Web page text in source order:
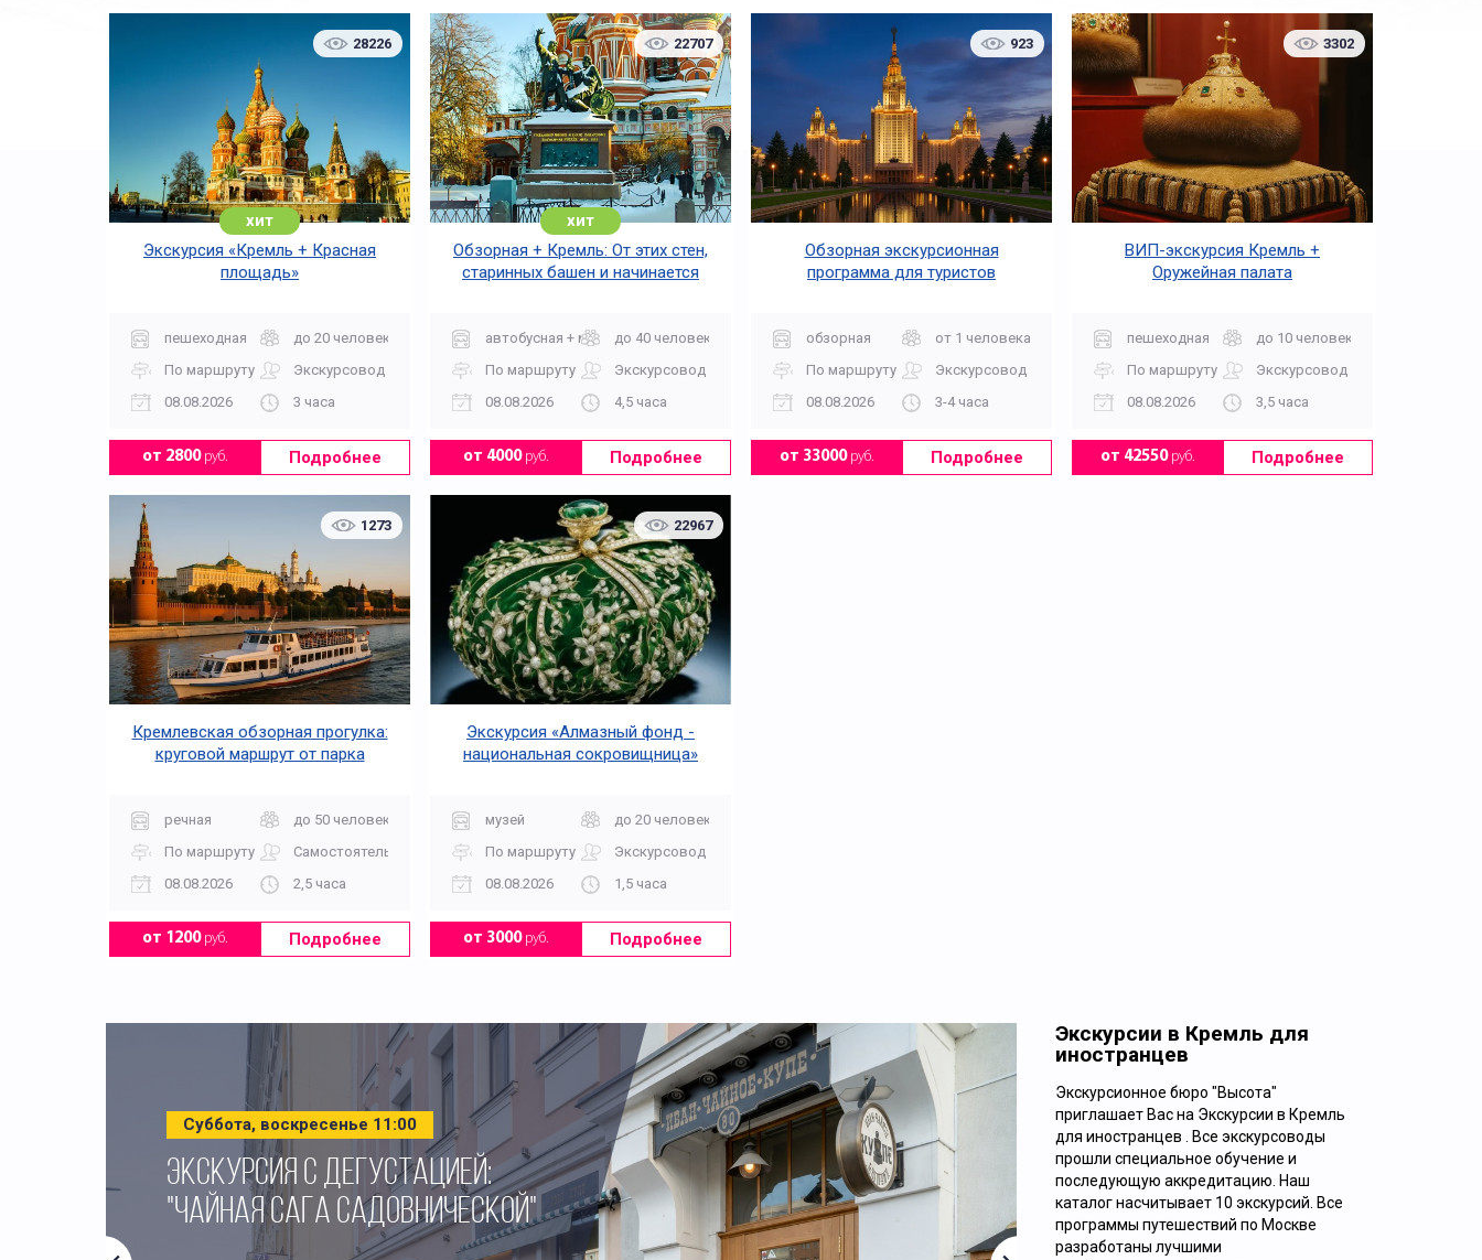
28226
хит
Экскурсия «Кремль + Красная
площадь»
пешеходная
до 20 человек
По маршруту
Экскурсовод
08.08.2026
3 часа
от 2800руб. Подробнее
22707
хит
Обзорная + Кремль: От этих стен,
старинных башен и начинается
автобусная + музейдо 40 человек
По маршруту
Экскурсовод
08.08.2026
4,5 часа
от 4000руб. Подробнее
923
Обзорная экскурсионная
программа для туристов
обзорная
от 1 человека
По маршруту
Экскурсовод
08.08.2026
3-4 часа
от 33000руб. Подробнее
3302
ВИП-экскурсия Кремль +
Оружейная палата
пешеходная
до 10 человек
По маршруту
Экскурсовод
08.08.2026
3,5 часа
от 42550руб. Подробнее
1273
Кремлевская обзорная прогулка:
круговой маршрут от парка
речная
до 50 человек
По маршруту
Самостоятельно
08.08.2026
2,5 часа
от 1200руб. Подробнее
22967
Экскурсия «Алмазный фонд -
национальная сокровищница»
музей
до 20 человек
По маршруту
Экскурсовод
08.08.2026
1,5 часа
от 3000руб. Подробнее
Суббота, воскресенье 11:00
ЭКСКУРСИЯ С ДЕГУСТАЦИЕЙ:
"ЧАЙНАЯ САГА САДОВНИЧЕСКОЙ"
Ежедневно
ОБЗОРНАЯ ЭКСКУРСИЯ «9 ЛИЦ
НАСТОЯЩЕЙ МОСКВЫ»
Экскурсии в Кремль для
иностранцев
Экскурсионное бюро "Высота"
приглашает Вас на Экскурсии в Кремль
для иностранцев . Все экскурсоводы
прошли специальное обучение и
последующую аккредитацию. Наш
каталог насчитывает 10 экскурсий. Все
программы путешествий по Москве
разработаны лучшими